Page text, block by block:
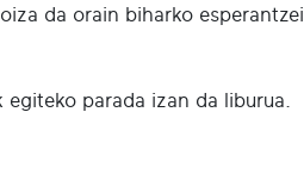
da orain biharko esperantzei
egiteko parada izan da liburua.